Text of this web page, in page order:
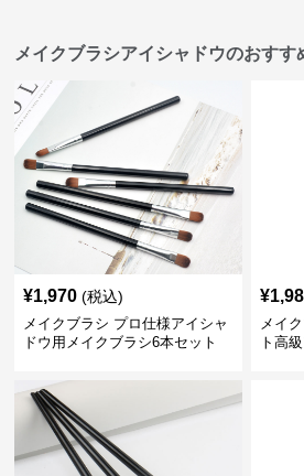
メイクブラシアイシャドウのおすす
¥1,970 (税込)
メイクブラシ プロ仕様アイシャ
ドウ用メイクブラシ6本セット
¥
メイ
ト高